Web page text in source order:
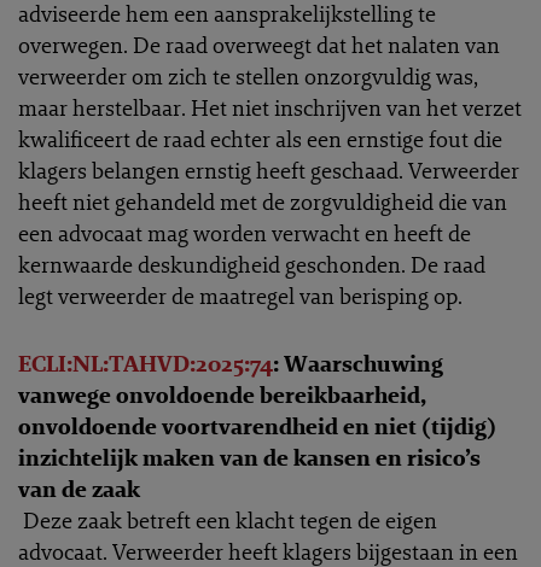
adviseerde hem een aansprakelijkstelling te
overwegen. De raad overweegt dat het nalaten van
verweerder om zich te stellen onzorgvuldig was,
maar herstelbaar. Het niet inschrijven van het verzet
kwalificeert de raad echter als een ernstige fout die
klagers belangen ernstig heeft geschaad. Verweerder
heeft niet gehandeld met de zorgvuldigheid die van
een advocaat mag worden verwacht en heeft de
kernwaarde deskundigheid geschonden. De raad
legt verweerder de maatregel van berisping op.
ECLI:NL:TAHVD:2025:74: Waarschuwing
vanwege onvoldoende bereikbaarheid,
onvoldoende voortvarendheid en niet (tijdig)
inzichtelijk maken van de kansen en risico’s
van de zaak
Deze zaak betreft een klacht tegen de eigen
advocaat. Verweerder heeft klagers bijgestaan in een